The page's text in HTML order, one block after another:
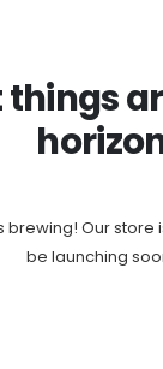
things
brewing! Our store
be launching